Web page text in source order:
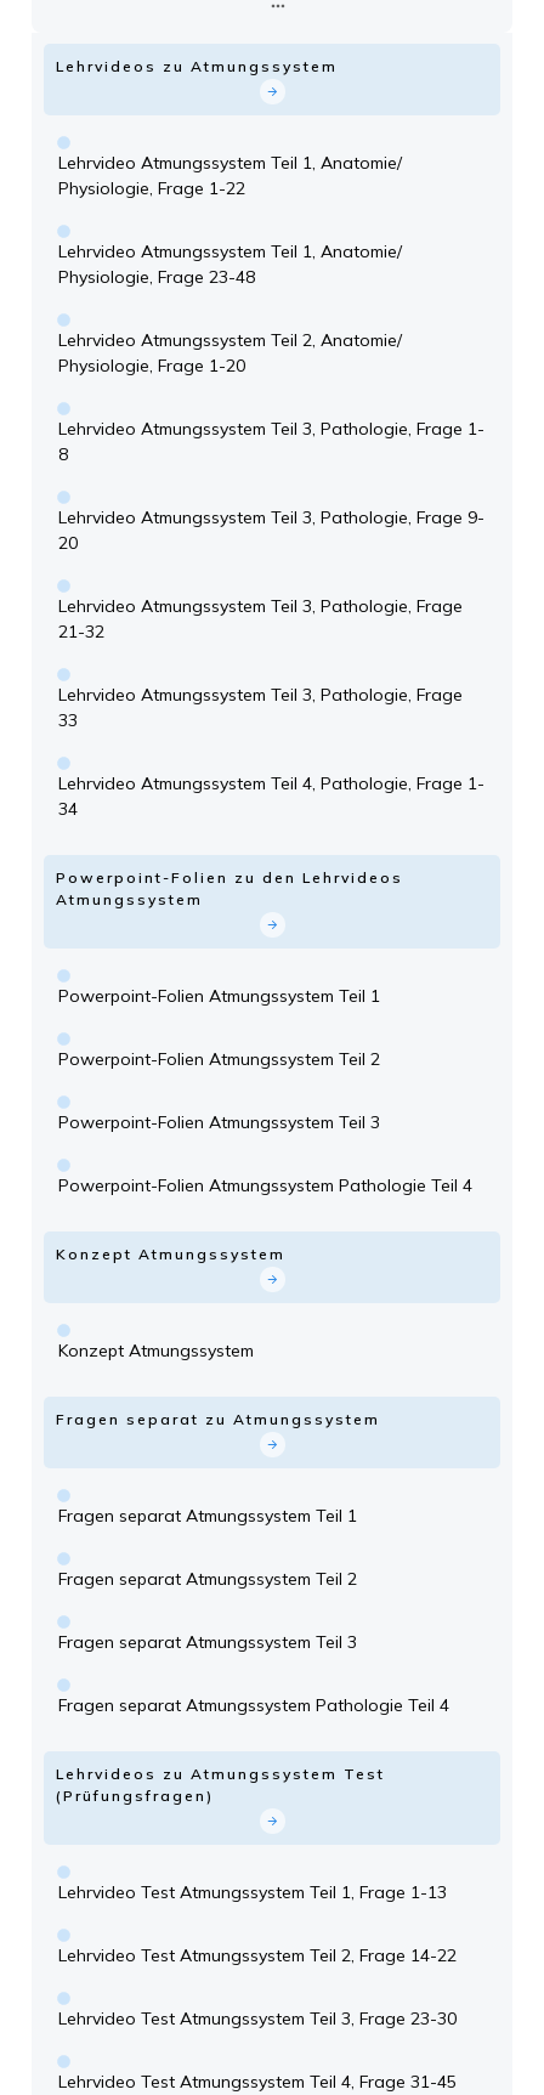
Lehrvideos zu Atmungssystem
Lehrvideo Atmungssystem Teil 1, Anatomie/
Physiologie, Frage 1-22
Lehrvideo Atmungssystem Teil 1, Anatomie/
Physiologie, Frage 23-48
Lehrvideo Atmungssystem Teil 2, Anatomie/
Physiologie, Frage 1-20
Lehrvideo Atmungssystem Teil 3, Pathologie, Frage 1-
8
Lehrvideo Atmungssystem Teil 3, Pathologie, Frage 9-
20
Lehrvideo Atmungssystem Teil 3, Pathologie, Frage
21-32
Lehrvideo Atmungssystem Teil 3, Pathologie, Frage
33
Lehrvideo Atmungssystem Teil 4, Pathologie, Frage 1-
34
Powerpoint-Folien zu den Lehrvideos
Atmungssystem
Powerpoint-Folien Atmungssystem Teil 1
Powerpoint-Folien Atmungssystem Teil 2
Powerpoint-Folien Atmungssystem Teil 3
Powerpoint-Folien Atmungssystem Pathologie Teil 4
Konzept Atmungssystem
Konzept Atmungssystem
Fragen separat zu Atmungssystem
Fragen separat Atmungssystem Teil 1
Fragen separat Atmungssystem Teil 2
Fragen separat Atmungssystem Teil 3
Fragen separat Atmungssystem Pathologie Teil 4
Lehrvideos zu Atmungssystem Test
(Prüfungsfragen)
Lehrvideo Test Atmungssystem Teil 1, Frage 1-13
Lehrvideo Test Atmungssystem Teil 2, Frage 14-22
Lehrvideo Test Atmungssystem Teil 3, Frage 23-30
Lehrvideo Test Atmungssystem Teil 4, Frage 31-45